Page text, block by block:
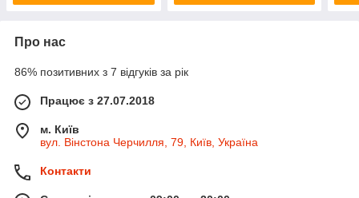
Про нас
86% позитивних з 7 відгуків за рік
Працює з 27.07.2018
м. Київ
вул. Вінстона Черчилля, 79, Київ, Україна
Контакти